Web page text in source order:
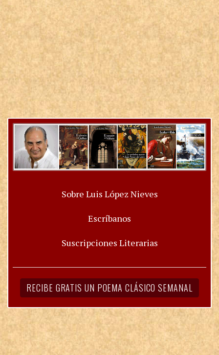
Sobre Luis López Nieves
Escríbanos
Suscripciones Literarias
RECIBE GRATIS UN POEMA CLÁSICO SEMANAL